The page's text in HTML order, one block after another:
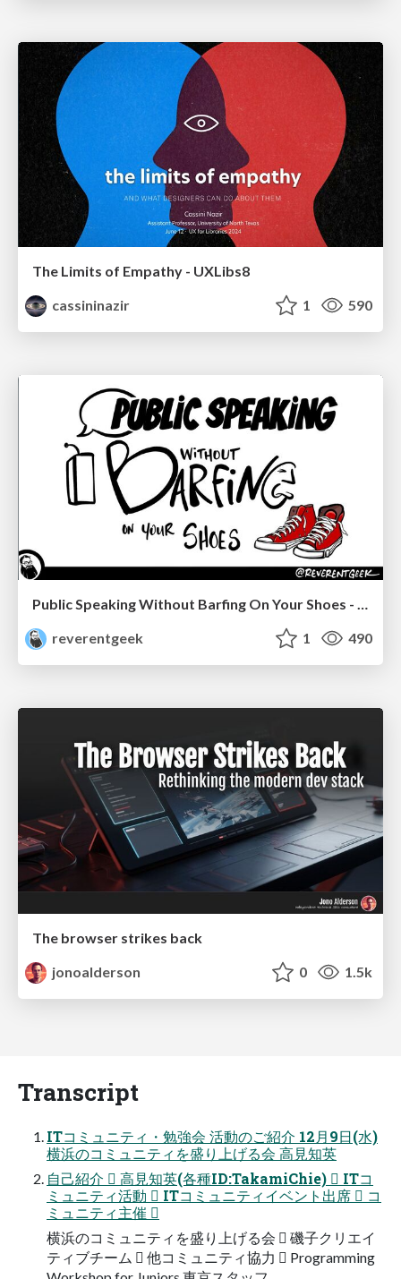
The Limits of Empathy - UXLibs8
cassininazir
1 590
Public Speaking Without Barfing On Your Shoes - THAT 2023
reverentgeek
1 490
The browser strikes back
jonoalderson
0 1.5k
Transcript
ITコミュニティ・勉強会 活動のご紹介 12月9日(水)
横浜のコミュニティを盛り上げる会 高見知英
自己紹介  高見知英(各種ID:TakamiChie)  ITコ
ミュニティ活動  ITコミュニティイベント出席  コ
ミュニティ主催 
横浜のコミュニティを盛り上げる会  磯子クリエイ
ティブチーム  他コミュニティ協力  Programming